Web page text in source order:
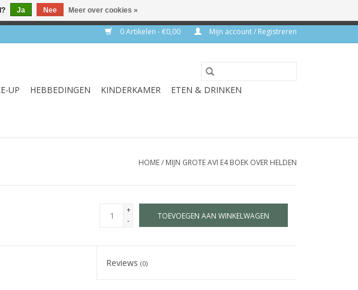
0 Artikelen - €0,00 Mijn account / Registreren
UP HEBBEDINGEN KINDERKAMER
ETEN & DRINKEN
HOME/ MIJN GROTE AVI E4 BOEK OVER HELDEN
+
-
TOEVOEGEN AAN WINKELWAGEN
Reviews(0)
Ja Nee Meer over cookies »
✔ Levertijd 1-3 werkdagen